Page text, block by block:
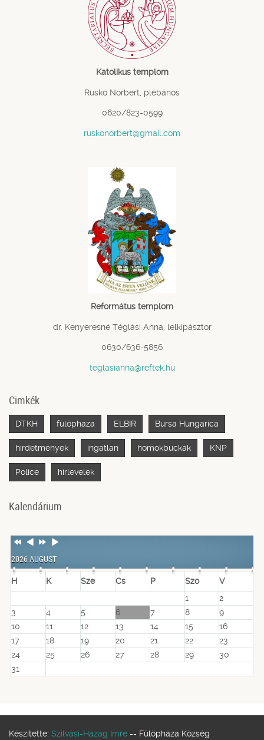
Katolikus templom
Ruskó Norbert, plébános
0620/823-0599
ruskonorbert@gmail.com
Református templom
dr. Kenyeresné Téglási Anna, lelkipásztor
0630/636-5856
teglasianna@reftek.hu
Cimkék
DTKH fülöpháza ELBIR Bursa Hungarica
hirdetmények ingatlan homokbuckák KNP
Police hírlevelek
Kalendárium
Previous
Previous
NextNext
2026 AUGUST
H K Sze Cs P Szo
V
1
2
3
4 5 6 7 8
9
10
11 12 13 14 15
16
17
18 19 20 21 22
23
24
25 26 27 28 29
30
31
Készítette: Szilvási-Hazag Imre -- Fülöpháza Község